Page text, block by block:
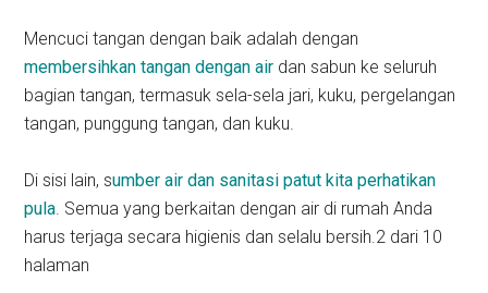
Mencuci tangan dengan baik adalah dengan
membersihkan tangan dengan air dan sabun ke seluruh
bagian tangan, termasuk sela-sela jari, kuku, pergelangan
tangan, punggung tangan, dan kuku.
Di sisi lain, sumber air dan sanitasi patut kita perhatikan
pula. Semua yang berkaitan dengan air di rumah Anda
harus terjaga secara higienis dan selalu bersih.2 dari 10
halaman